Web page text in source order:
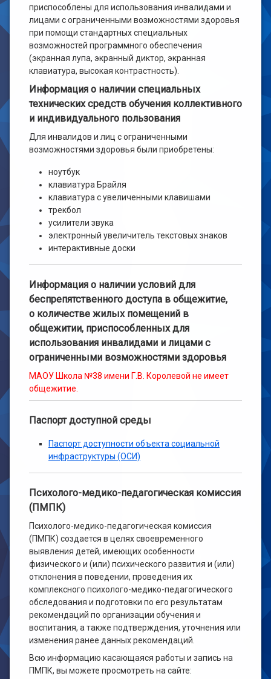
приспособлены для использования инвалидами и
лицами с ограниченными возможностями здоровья
при помощи стандартных специальных
возможностей программного обеспечения
(экранная лупа, экранный диктор, экранная
клавиатура, высокая контрастность).
Информация о наличии специальных
технических средств обучения коллективного
и индивидуального пользования
Для инвалидов и лиц с ограниченными
возможностями здоровья были приобретены:
ноутбук
клавиатура Брайля
клавиатура с увеличенными клавишами
трекбол
усилители звука
электронный увеличитель текстовых знаков
интерактивные доски
Информация о наличии условий для
беспрепятственного доступа в общежитие,
о количестве жилых помещений в
общежитии, приспособленных для
использования инвалидами и лицами с
ограниченными возможностями здоровья
МАОУ Школа №38 имени Г.В. Королевой не имеет
общежитие.
Паспорт доступной среды
Паспорт доступности объекта социальной
инфраструктуры (ОСИ)
Психолого-медико-педагогическая комиссия
(ПМПК)
Психолого-медико-педагогическая комиссия
(ПМПК) создается в целях своевременного
выявления детей, имеющих особенности
физического и (или) психического развития и (или)
отклонения в поведении, проведения их
комплексного психолого-медико-педагогического
обследования и подготовки по его результатам
рекомендаций по организации обучения и
воспитания, а также подтверждения, уточнения или
изменения ранее данных рекомендаций.
Всю информацию касающаяся работы и запись на
ПМПК, вы можете просмотреть на сайте: